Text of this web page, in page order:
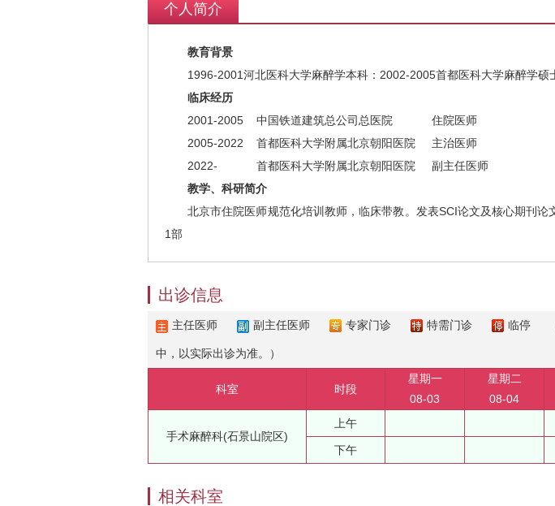
个人简介
教育背景
1996-2001河北医科大学麻醉学本科：2002-2005首都医科大学麻醉学硕
临床经历
2001-2005 中国铁道建筑总公司总医院 住院医师
2005-2022 首都医科大学附属北京朝阳医院 主治医师
2022- 首都医科大学附属北京朝阳医院 副主任医师
教学、科研简介
北京市住院医师规范化培训教师，临床带教。发表SCI论文及核心期刊论
1部
出诊信息
主任医师 副主任医师 专家门诊 特需门诊 临停
中，以实际出诊为准。）
科室 时段
星期一
08-03
星期二
08-04
手术麻醉科(石景山院区)
上午
下午
相关科室